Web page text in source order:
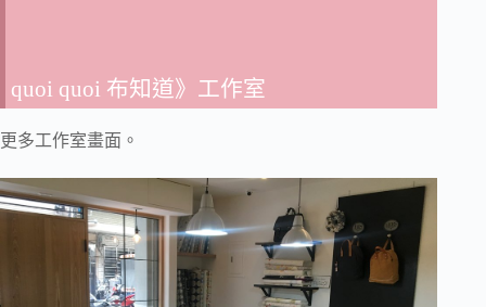
quoi quoi 布知道》工作室
更多工作室畫面。